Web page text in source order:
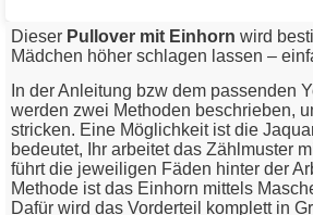
Kinder-Strickpulli
mit Elisa Merino
zum Downloadlink
Dieser Pullover mit Einhorn wird
Mädchen höher schlagen lassen –
In der Anleitung bzw dem passenden
werden zwei Methoden beschrieben,
stricken. Eine Möglichkeit ist die
bedeutet, Ihr arbeitet das Zählmuster
führt die jeweiligen Fäden hinter der
Methode ist das Einhorn mittels
Dafür wird das Vorderteil komplett in